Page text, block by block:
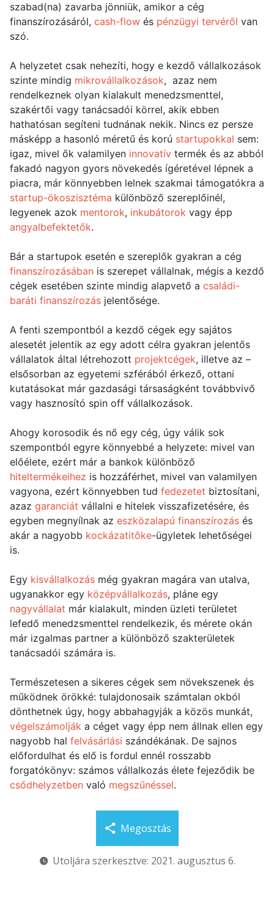
szabad(na) zavarba jönniük, amikor a cég
finanszírozásáról, cash-flow és pénzügyi tervéről van
szó.
A helyzetet csak nehezíti, hogy e kezdő vállalkozások
szinte mindig mikrovállalkozások, azaz nem
rendelkeznek olyan kialakult menedzsmenttel,
szakértői vagy tanácsadói körrel, akik ebben
hathatósan segíteni tudnának nekik. Nincs ez persze
másképp a hasonló méretű és korú startupokkal sem:
igaz, mivel ők valamilyen innovatív termék és az abból
fakadó nagyon gyors növekedés ígéretével lépnek a
piacra, már könnyebben lelnek szakmai támogatókra a
startup-ökoszisztéma különböző szereplőinél,
legyenek azok mentorok, inkubátorok vagy épp
angyalbefektetők.
Bár a startupok esetén e szereplők gyakran a cég
finanszírozásában is szerepet vállalnak, mégis a kezdő
cégek esetében szinte mindig alapvető a családi-
baráti finanszírozás jelentősége.
A fenti szempontból a kezdő cégek egy sajátos
alesetét jelentik az egy adott célra gyakran jelentős
vállalatok által létrehozott projektcégek, illetve az –
elsősorban az egyetemi szférából érkező, ottani
kutatásokat már gazdasági társaságként továbbvivő
vagy hasznosító spin off vállalkozások.
Ahogy korosodik és nő egy cég, úgy válik sok
szempontból egyre könnyebbé a helyzete: mivel van
előélete, ezért már a bankok különböző
hiteltermékeihez is hozzáférhet, mivel van valamilyen
vagyona, ezért könnyebben tud fedezetet biztosítani,
azaz garanciát vállalni e hitelek visszafizetésére, és
egyben megnyílnak az eszközalapú finanszírozás és
akár a nagyobb kockázatitőke-ügyletek lehetőségei
is.
Egy kisvállalkozás még gyakran magára van utalva,
ugyanakkor egy középvállalkozás, pláne egy
nagyvállalat már kialakult, minden üzleti területet
lefedő menedzsmenttel rendelkezik, és mérete okán
már izgalmas partner a különböző szakterületek
tanácsadói számára is.
Természetesen a sikeres cégek sem növekszenek és
működnek örökké: tulajdonosaik számtalan okból
dönthetnek úgy, hogy abbahagyják a közös munkát,
végelszámolják a céget vagy épp nem állnak ellen egy
nagyobb hal felvásárlási szándékának. De sajnos
előfordulhat és elő is fordul ennél rosszabb
forgatókönyv: számos vállalkozás élete fejeződik be
csődhelyzetben való megszűnéssel.
Megosztás
Utoljára szerkesztve: 2021. augusztus 6.